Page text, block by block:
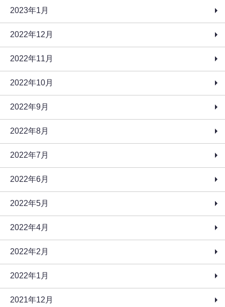
2023年1月
2022年12月
2022年11月
2022年10月
2022年9月
2022年8月
2022年7月
2022年6月
2022年5月
2022年4月
2022年2月
2022年1月
2021年12月